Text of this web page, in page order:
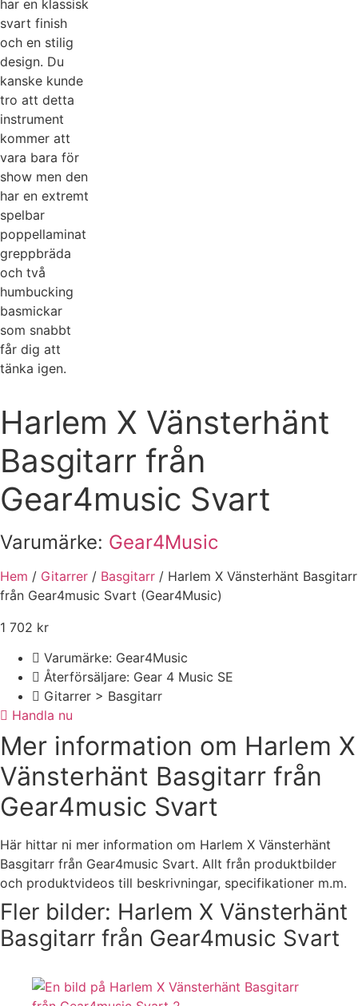
Harlem X Vänsterhänt
Basgitarr från
Gear4music Svart
Varumärke: Gear4Music
Hem / Gitarrer / Basgitarr / Harlem X Vänsterhänt Basgitarr
från Gear4music Svart (Gear4Music)
1 702 kr
Varumärke: Gear4Music
Återförsäljare: Gear 4 Music SE
Gitarrer > Basgitarr
Handla nu
Mer information om Harlem X
Vänsterhänt Basgitarr från
Gear4music Svart
Här hittar ni mer information om Harlem X Vänsterhänt
Basgitarr från Gear4music Svart. Allt från produktbilder
och produktvideos till beskrivningar, specifikationer m.m.
Fler bilder: Harlem X Vänsterhänt
Basgitarr från Gear4music Svart